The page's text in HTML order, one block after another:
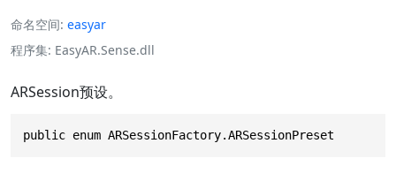
命名空间 easyar
程序集 EasyAR.Sense.dll
ARSession预设。
public enum ARSessionFactory.ARSessionPreset